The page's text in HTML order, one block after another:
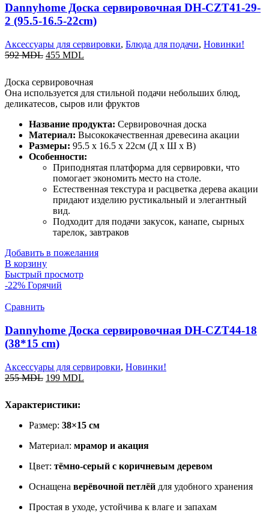
Dannyhome Доска сервировочная DH-CZT41-29-
2 (95.5-16.5-22cm)
Аксессуары для сервировки, Блюда для подачи, Новинки!
592MDL 455 MDL
Доска сервировочная
Она используется для стильной подачи небольших блюд,
деликатесов, сыров или фруктов
Название продукта: Сервировочная доска
Материал: Высококачественная древесина акации
Размеры: 95.5 x 16.5 x 22см (Д x Ш x В)
Особенности:
Приподнятая платформа для сервировки, что
помогает экономить место на столе.
Естественная текстура и расцветка дерева акации
придают изделию рустикальный и элегантный
вид.
Подходит для подачи закусок, канапе, сырных
тарелок, завтраков
Добавить в пожелания
В корзину
Быстрый просмотр
-22% Горячий
Сравнить
Dannyhome Доска сервировочная DH-CZT44-18
(38*15 cm)
Аксессуары для сервировки, Новинки!
255MDL 199 MDL
Характеристики:
Размер: 38×15 см
Материал: мрамор и акация
Цвет: тёмно-серый с коричневым деревом
Оснащена верёвочной петлёй для удобного хранения
Простая в уходе, устойчива к влаге и запахам